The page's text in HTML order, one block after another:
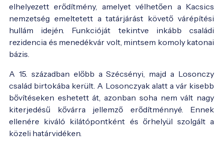
elhelyezett erődítmény, amelyet vélhetően a Kacsics
nemzetség emeltetett a tatárjárást követő várépítési
hullám idején. Funkcióját tekintve inkább családi
rezidencia és menedékvár volt, mintsem komoly katonai
bázis.
A 15. században előbb a Szécsényi, majd a Losonczy
család birtokába került. A Losonczyak alatt a vár kisebb
bővítéseken eshetett át, azonban soha nem vált nagy
kiterjedésű kővárra jellemző erődítménnyé. Ennek
ellenére kiváló kilátópontként és őrhelyül szolgált a
közeli határvidéken.